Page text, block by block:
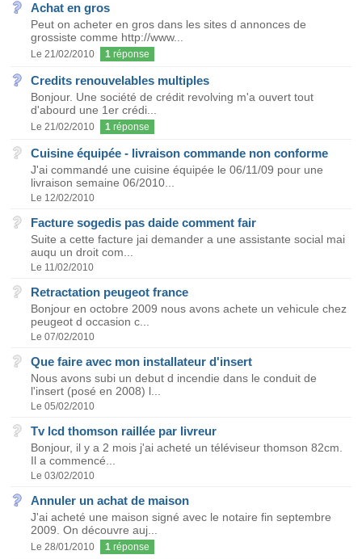
Achat en gros
Peut on acheter en gros dans les sites d annonces de
grossiste comme http://www...
Le 21/02/2010 1 réponse
Credits renouvelables multiples
Bonjour. Une société de crédit revolving m'a ouvert tout
d'abourd une 1er crédi...
Le 21/02/2010 1 réponse
Cuisine équipée - livraison commande non conforme
J'ai commandé une cuisine équipée le 06/11/09 pour une
livraison semaine 06/2010...
Le 12/02/2010
Facture sogedis pas daide comment fair
Suite a cette facture jai demander a une assistante social mai
auqu un droit com...
Le 11/02/2010
Retractation peugeot france
Bonjour en octobre 2009 nous avons achete un vehicule chez
peugeot d occasion c...
Le 07/02/2010
Que faire avec mon installateur d'insert
Nous avons subi un debut d incendie dans le conduit de
l'insert (posé en 2008) l...
Le 05/02/2010
Tv lcd thomson raillée par livreur
Bonjour, il y a 2 mois j'ai acheté un téléviseur thomson 82cm.
Il a commencé...
Le 03/02/2010
Annuler un achat de maison
J'ai acheté une maison signé avec le notaire fin septembre
2009. On découvre auj...
Le 28/01/2010 1 réponse